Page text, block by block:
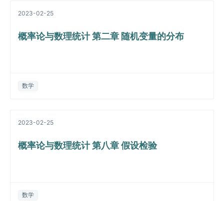
2023-02-25
概率论与数理统计 第二章 随机变量的分布
数学
2023-02-25
概率论与数理统计 第八章 假设检验
数学